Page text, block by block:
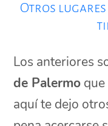
Otros
Los anteriores
de Palermo
aquí te dejo